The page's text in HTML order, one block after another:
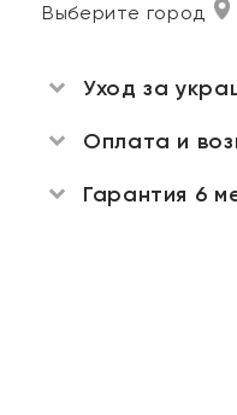
Выберите город
Уход за
Оплата и
Гарантия 6